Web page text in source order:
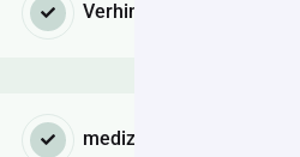
Verhinderungspflege
medizinische Versorgung